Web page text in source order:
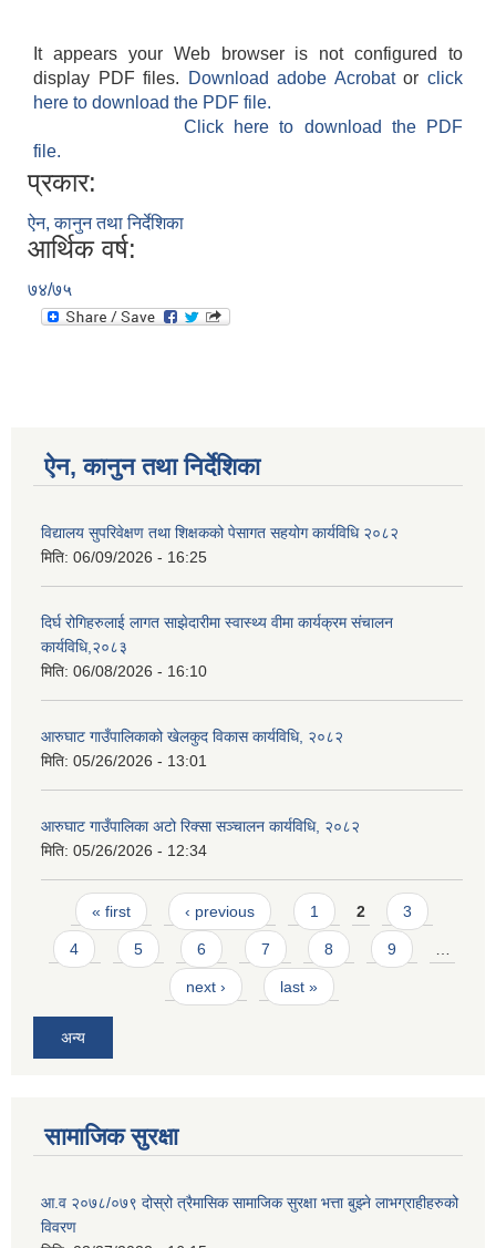
It appears your Web browser is not configured to
display PDF files.
Download adobe Acrobatorclick
here to download the PDF file.
Click here to download the PDF
file.
प्रकार:
ऐन, कानुन तथा निर्देशिका
आर्थिक वर्ष:
७४/७५
ऐन, कानुन तथा निर्देशिका
विद्यालय सुपरिवेक्षण तथा शिक्षकको पेसागत सहयोग कार्यविधि २०८२
मिति: 06/09/2026 - 16:25
दिर्घ रोगिहरुलाई लागत साझेदारीमा स्वास्थ्य वीमा कार्यक्रम संचालन
कार्यविधि,२०८३
मिति: 06/08/2026 - 16:10
आरुघाट गाउँपालिकाको खेलकुद विकास कार्यविधि, २०८२
मिति: 05/26/2026 - 13:01
आरुघाट गाउँपालिका अटो रिक्सा सञ्चालन कार्यविधि, २०८२
मिति: 05/26/2026 - 12:34
Pages
« first ‹ previous 1 2 3
4 5 6 7 8 9
next › last »
अन्य
सामाजिक सुरक्षा
आ.व २०७८/०७९ दोस्रो त्रैमासिक सामाजिक सुरक्षा भत्ता बुझ्ने लाभग्राहीहरुको
विवरण